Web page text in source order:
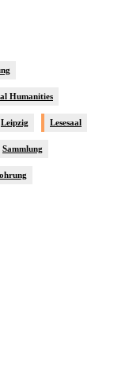
Humanities
Leipzig Lesesaal
Sammlung